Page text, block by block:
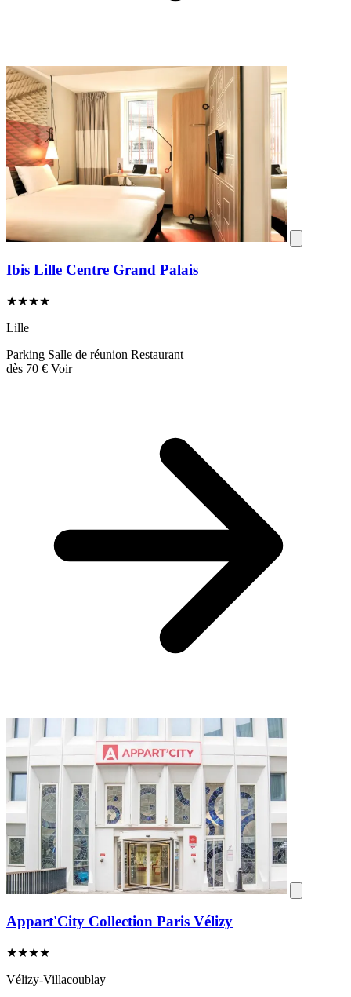
Ibis Lille Centre Grand Palais
★★★★
Lille
Parking Salle de réunion Restaurant
dès 70 € Voir
Appart'City Collection Paris Vélizy
★★★★
Vélizy-Villacoublay